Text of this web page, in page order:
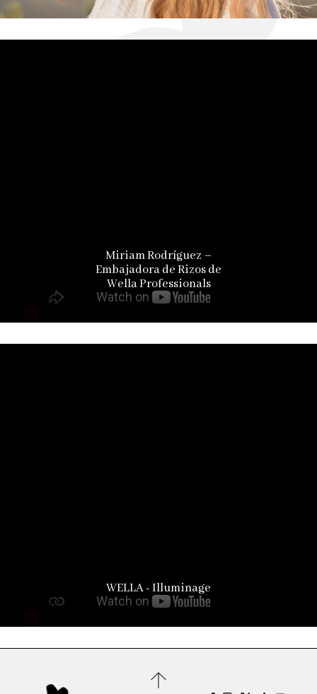
Miriam Rodríguez –
Embajadora de Rizos de
Wella Professionals
WELLA - Illuminage